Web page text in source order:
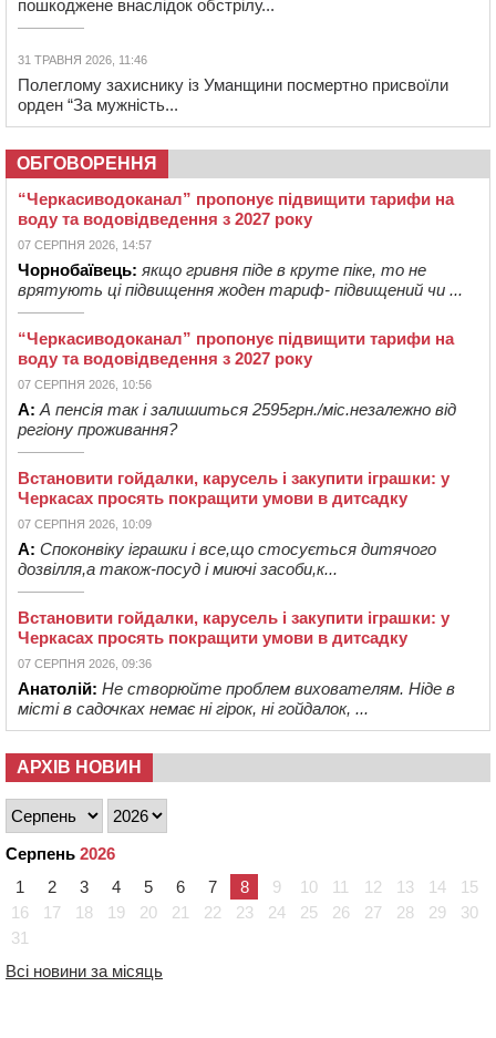
пошкоджене внаслідок обстрілу...
31 ТРАВНЯ 2026, 11:46
Полеглому захиснику із Уманщини посмертно присвоїли
орден “За мужність...
ОБГОВОРЕННЯ
“Черкасиводоканал” пропонує підвищити тарифи на
воду та водовідведення з 2027 року
07 СЕРПНЯ 2026, 14:57
Чорнобаївець: якщо гривня піде в круте піке, то не
врятують ці підвищення жоден тариф- підвищений чи ...
“Черкасиводоканал” пропонує підвищити тарифи на
воду та водовідведення з 2027 року
07 СЕРПНЯ 2026, 10:56
А: А пенсія так і залишиться 2595грн./міс.незалежно від
регіону проживання?
Встановити гойдалки, карусель і закупити іграшки: у
Черкасах просять покращити умови в дитсадку
07 СЕРПНЯ 2026, 10:09
А: Споконвіку іграшки і все,що стосується дитячого
дозвілля,а також-посуд і миючі засоби,к...
Встановити гойдалки, карусель і закупити іграшки: у
Черкасах просять покращити умови в дитсадку
07 СЕРПНЯ 2026, 09:36
Анатолій: Не створюйте проблем вихователям. Ніде в
місті в садочках немає ні гірок, ні гойдалок, ...
АРХІВ НОВИН
Серпень 2026
1
2 3 4 5 6 7 8 9 10 11 12 13 14
15
16
17 18 19 20 21 22 23 24 25 26 27 28 29
30
31
Всі новини за місяць